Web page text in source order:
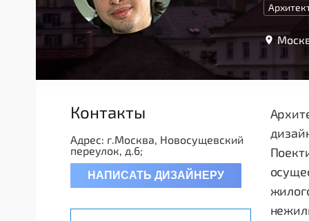
Контакты
Адрес: г.Москва, Новосущевский
переулок, д.6;
НАПИСАТЬ ДИЗАЙНЕРУ